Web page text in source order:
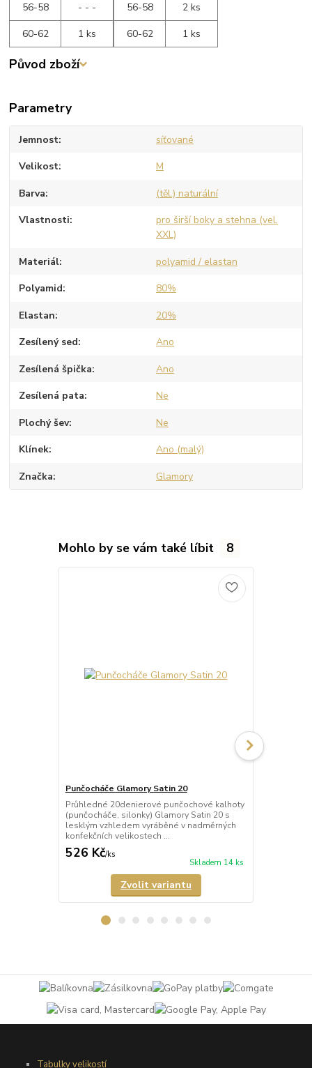
56-58
- - -
60-62
1 ks
56-58
2 ks
60-62
1 ks
Původ zboží
Parametry
Jemnost síťované
Velikost M
Barva (těl.) naturální
Vlastnosti
pro širší boky a stehna (vel.
XXL)
Materiál polyamid / elastan
Polyamid 80%
Elastan 20%
Zesílený sed Ano
Zesílená špička Ano
Zesílená pata Ne
Plochý šev Ne
Klínek Ano (malý)
Značka Glamory
Mohlo by se vám také líbit 8
Punčocháče Glamory Satin 20
Průhledné 20denierové punčochové kalhoty
(punčocháče, silonky) Glamory Satin 20 s
lesklým vzhledem vyráběné v nadměrných
konfekčních velikostech ...
526 Kč/ks
Skladem 14 ks
Zvolit variantu
Tabulky velikostí